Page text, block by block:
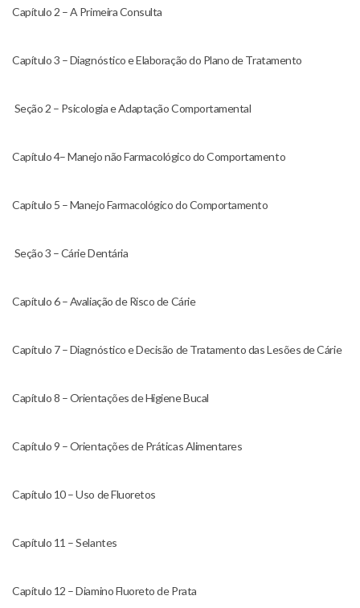
Capítulo 2 – A Primeira Consulta
Capítulo 3 – Diagnóstico e Elaboração do Plano de Tratamento
Seção 2 – Psicologia e Adaptação Comportamental
Capítulo 4– Manejo não Farmacológico do Comportamento
Capítulo 5 – Manejo Farmacológico do Comportamento
Seção 3 – Cárie Dentária
Capítulo 6 – Avaliação de Risco de Cárie
Capítulo 7 – Diagnóstico e Decisão de Tratamento das Lesões de Cárie
Capítulo 8 – Orientações de Higiene Bucal
Capítulo 9 – Orientações de Práticas Alimentares
Capítulo 10 – Uso de Fluoretos
Capítulo 11 – Selantes
Capítulo 12 – Diamino Fluoreto de Prata